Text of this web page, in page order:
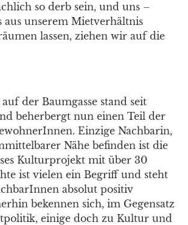
so derb sein, und uns –
aus unserem Mietverhältnis
lassen, ziehen wir auf die
der Baumgasse stand seit
beherbergt nun einen Teil der
Einzige Nachbarin,
Nähe befinden ist die
Kulturprojekt mit über 30
ist vielen ein Begriff und steht
absolut positiv
bekennen sich, im Gegensatz
einige doch zu Kultur und